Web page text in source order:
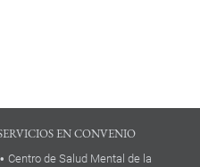
EN CONVENIO
Centro de Salud Mental de la